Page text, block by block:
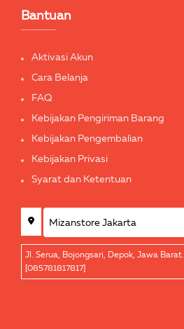
Bantuan
Aktivasi Akun
Cara Belanja
FAQ
Kebijakan Pengiriman Barang
Kebijakan Pengembalian
Kebijakan Privasi
Syarat dan Ketentuan
Jl. Serua, Bojongsari, Depok, Jawa Barat.
[085781817817]